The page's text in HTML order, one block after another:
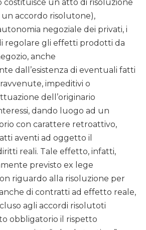
costituisce un atto di risoluzione
accordo risolutone),
negoziale dei privati, i
regolare gli effetti prodotti da
anche
dall’esistenza di eventuali fatti
impeditivi o
dell’originario
dando luogo ad un
con carattere retroattivo,
aventi ad oggetto il
reali. Tale effetto, infatti,
previsto ex lege
riguardo alla risoluzione per
di contratti ad effetto reale,
agli accordi risolutoti
obbligatorio il rispetto